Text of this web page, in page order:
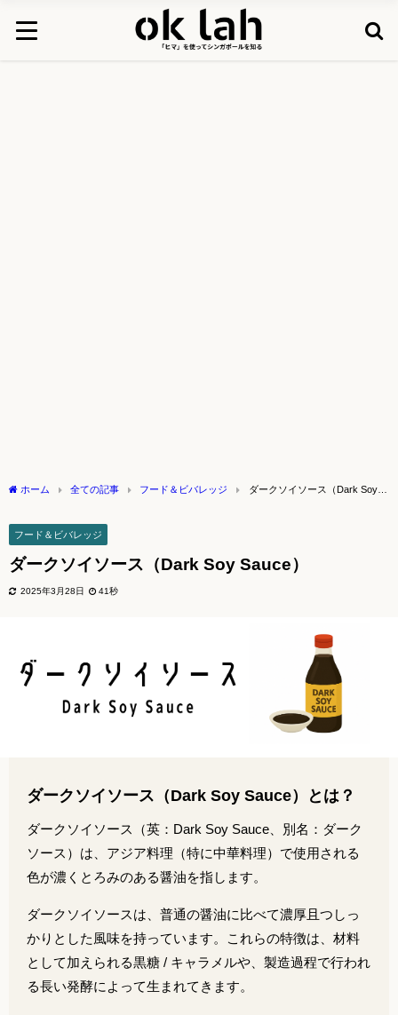
ホーム 全ての記事 フード＆ビバレッジ
ダークソイソース（Dark Soy
フード＆ビバレッジ
ダークソイソース（Dark Soy Sauce）
2025年3月28日 41秒
ダークソイソース（Dark Soy Sauce）とは？
ダークソイソース（英：Dark Soy Sauce、別名：ダーク
ソース）は、アジア料理（特に中華料理）で使用される
色が濃くとろみのある醤油を指します。
ダークソイソースは、普通の醤油に比べて濃厚且つしっ
かりとした風味を持っています。これらの特徴は、材料
として加えられる黒糖 / キャラメルや、製造過程で行われ
る長い発酵によって生まれてきます。